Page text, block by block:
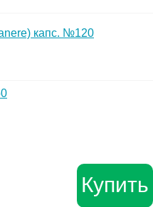
капс. №120
Купить